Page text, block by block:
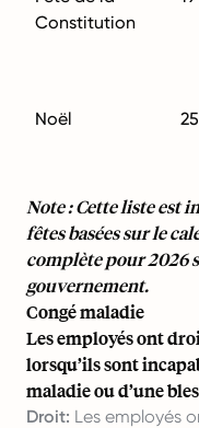
Constitution
Noël
Note : Cette liste est
fêtes basées sur le
complète pour 2026
gouvernement.
Congé maladie
Les employés ont
lorsqu’ils sont
maladie ou d’une
Droit: Les employés